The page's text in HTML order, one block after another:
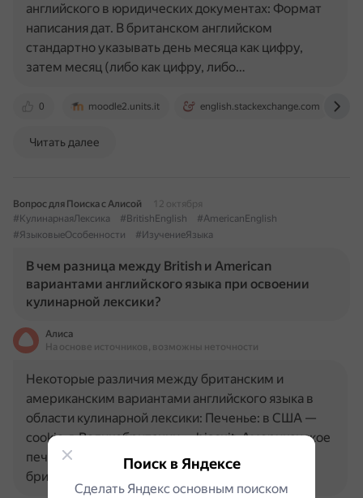
0 moodle2.units.it english.stackexchange.com
английского в юридических документах: Формат
написания дат. В британском английском
стандартно указывать день месяца как цифру,
затем месяц (либо как цифру, либо…
Читать далее
Вопрос для Поиска с Алисой
12 октября
#КулинарнаяЛексика
#BritishEnglish
#AmericanEnglish
#ЯзыковыеОсобенности
#ИзучениеЯзыка
В чем разница между British и American
вариантами английского языка при освоении
кулинарной лексики?
Алиса
На основе источников, возможны неточности
Некоторые различия между британским и
американским вариантами английского языка в
области кулинарной лексики: Печенье: в США —
cookie, в Великобритании — biscuit. Американское
печенье крупное, круглое, очень сладкое,
британские biscuits обычно…
Поиск в Яндексе
Сделать Яндекс основным поиском